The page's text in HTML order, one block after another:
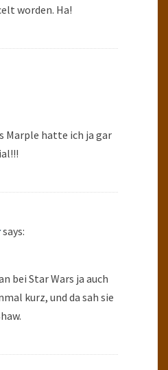
worden. Ha!
Marple hatte ich ja gar
says:
bei Star Wars ja auch
kurz, und da sah sie